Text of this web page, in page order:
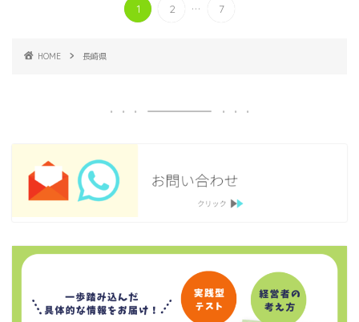
1 2 ... 7
HOME 長崎県